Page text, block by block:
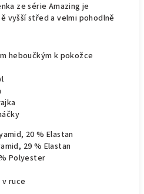
ze série Amazing je
vyšší střed a velmi pohodlně
heboučkým k pokožce
20 % Elastan
29 % Elastan
Polyester
ruce